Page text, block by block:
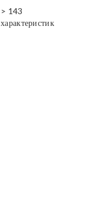
> 143
характеристик